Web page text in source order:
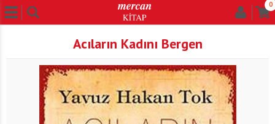
0
Acıların Kadını Bergen